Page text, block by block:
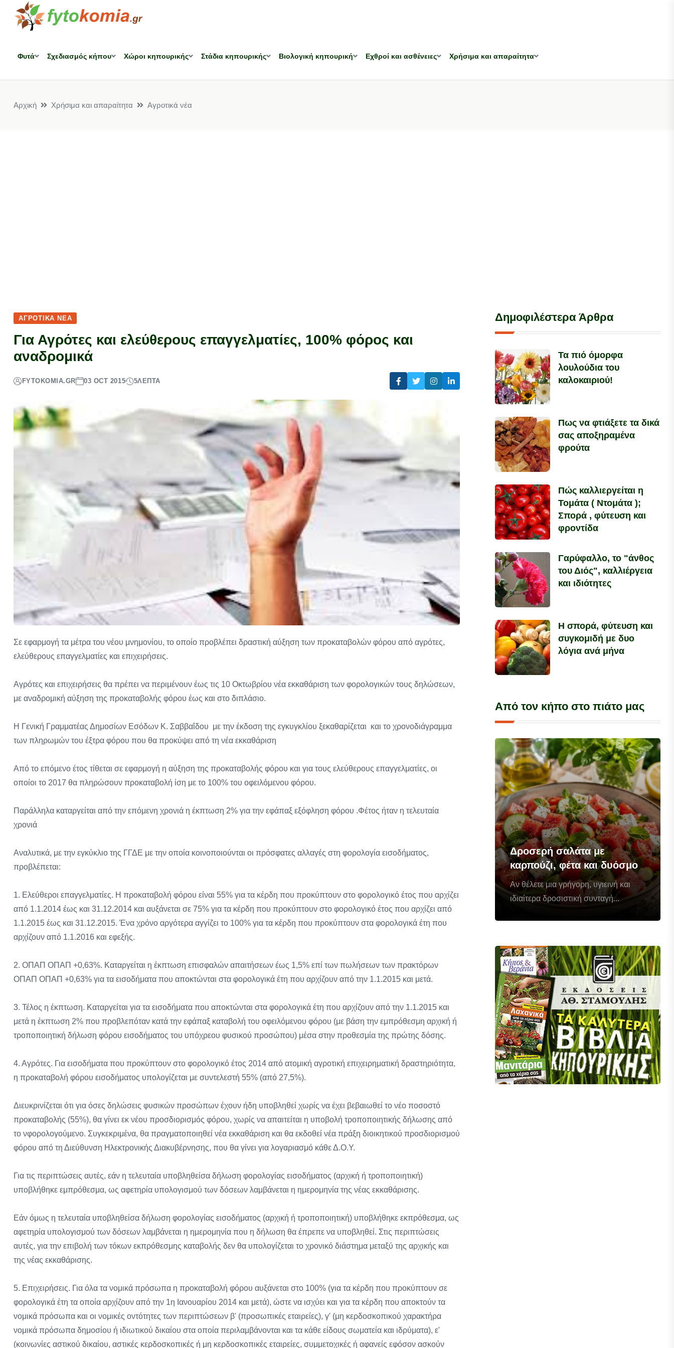
Φυτά Σχεδιασμός κήπου Χώροι κηπουρικής Στάδια κηπουρικής Βιολογική κηπουρική Εχθροί και ασθένειες Χρήσιμα και απαραίτητα
Αρχική Χρήσιμα και απαραίτητα Αγροτικά νέα
ΑΓΡΟΤΙΚΆ ΝΈΑ
Για Αγρότες και ελεύθερους επαγγελματίες, 100% φόρος και
αναδρομικά
FYTOKOMIA.GR 03 OCT 2015 5ΛΕΠΤΆ
Σε εφαρμογή τα μέτρα του νέου μνημονίου, το οποίο προβλέπει δραστική αύξηση των προκαταβολών φόρου από αγρότες,
ελεύθερους επαγγελματίες και επιχειρήσεις.
Αγρότες και επιχειρήσεις θα πρέπει να περιμένουν έως τις 10 Οκτωβρίου νέα εκκαθάριση των φορολογικών τους δηλώσεων,
με αναδρομική αύξηση της προκαταβολής φόρου έως και στο διπλάσιο.
Η Γενική Γραμματέας Δημοσίων Εσόδων Κ. Σαββαΐδου με την έκδοση της εγκυγκλίου ξεκαθαρίζεται και το χρονοδιάγραμμα
των πληρωμών του έξτρα φόρου που θα προκύψει από τη νέα εκκαθάριση
Από το επόμενο έτος τίθεται σε εφαρμογή η αύξηση της προκαταβολής φόρου και για τους ελεύθερους επαγγελματίες, οι
οποίοι το 2017 θα πληρώσουν προκαταβολή ίση με το 100% του οφειλόμενου φόρου.
Παράλληλα καταργείται από την επόμενη χρονιά η έκπτωση 2% για την εφάπαξ εξόφληση φόρου .Φέτος ήταν η τελευταία
χρονιά
Αναλυτικά, με την εγκύκλιο της ΓΓΔΕ με την οποία κοινοποιούνται οι πρόσφατες αλλαγές στη φορολογία εισοδήματος,
προβλέπεται:
1. Ελεύθεροι επαγγελματίες. Η προκαταβολή φόρου είναι 55% για τα κέρδη που προκύπτουν στο φορολογικό έτος που αρχίζει
από 1.1.2014 έως και 31.12.2014 και αυξάνεται σε 75% για τα κέρδη που προκύπτουν στο φορολογικό έτος που αρχίζει από
1.1.2015 έως και 31.12.2015. Ένα χρόνο αργότερα αγγίζει το 100% για τα κέρδη που προκύπτουν στα φορολογικά έτη που
αρχίζουν από 1.1.2016 και εφεξής.
2. ΟΠΑΠ ΟΠΑΠ +0,63%. Καταργείται η έκπτωση επισφαλών απαιτήσεων έως 1,5% επί των πωλήσεων των πρακτόρων
ΟΠΑΠ ΟΠΑΠ +0,63% για τα εισοδήματα που αποκτώνται στα φορολογικά έτη που αρχίζουν από την 1.1.2015 και μετά.
3. Τέλος η έκπτωση. Καταργείται για τα εισοδήματα που αποκτώνται στα φορολογικά έτη που αρχίζουν από την 1.1.2015 και
μετά η έκπτωση 2% που προβλεπόταν κατά την εφάπαξ καταβολή του οφειλόμενου φόρου (με βάση την εμπρόθεσμη αρχική ή
τροποποιητική δήλωση φόρου εισοδήματος του υπόχρεου φυσικού προσώπου) μέσα στην προθεσμία της πρώτης δόσης.
4. Αγρότες. Για εισοδήματα που προκύπτουν στο φορολογικό έτος 2014 από ατομική αγροτική επιχειρηματική δραστηριότητα,
η προκαταβολή φόρου εισοδήματος υπολογίζεται με συντελεστή 55% (από 27,5%).
Διευκρινίζεται ότι για όσες δηλώσεις φυσικών προσώπων έχουν ήδη υποβληθεί χωρίς να έχει βεβαιωθεί το νέο ποσοστό
προκαταβολής (55%), θα γίνει εκ νέου προσδιορισμός φόρου, χωρίς να απαιτείται η υποβολή τροποποιητικής δήλωσης από
το νφορολογούμενο. Συγκεκριμένα, θα πραγματοποιηθεί νέα εκκαθάριση και θα εκδοθεί νέα πράξη διοικητικού προσδιορισμού
φόρου από τη Διεύθυνση Ηλεκτρονικής Διακυβέρνησης, που θα γίνει για λογαριασμό κάθε Δ.Ο.Υ.
Για τις περιπτώσεις αυτές, εάν η τελευταία υποβληθείσα δήλωση φορολογίας εισοδήματος (αρχική ή τροποποιητική)
υποβλήθηκε εμπρόθεσμα, ως αφετηρία υπολογισμού των δόσεων λαμβάνεται η ημερομηνία της νέας εκκαθάρισης.
Εάν όμως η τελευταία υποβληθείσα δήλωση φορολογίας εισοδήματος (αρχική ή τροποποιητική) υποβλήθηκε εκπρόθεσμα, ως
αφετηρία υπολογισμού των δόσεων λαμβάνεται η ημερομηνία που η δήλωση θα έπρεπε να υποβληθεί. Στις περιπτώσεις
αυτές, για την επιβολή των τόκων εκπρόθεσμης καταβολής δεν θα υπολογίζεται το χρονικό διάστημα μεταξύ της αρχικής και
της νέας εκκαθάρισης.
5. Επιχειρήσεις. Για όλα τα νομικά πρόσωπα η προκαταβολή φόρου αυξάνεται στο 100% (για τα κέρδη που προκύπτουν σε
φορολογικά έτη τα οποία αρχίζουν από την 1η Ιανουαρίου 2014 και μετά), ώστε να ισχύει και για τα κέρδη που αποκτούν τα
νομικά πρόσωπα και οι νομικές οντότητες των περιπτώσεων β' (προσωπικές εταιρείες), γ' (μη κερδοσκοπικού χαρακτήρα
νομικά πρόσωπα δημοσίου ή ιδιωτικού δικαίου στα οποία περιλαμβάνονται και τα κάθε είδους σωματεία και ιδρύματα), ε'
(κοινωνίες αστικού δικαίου, αστικές κερδοσκοπικές ή μη κερδοσκοπικές εταιρείες, συμμετοχικές ή αφανείς εφόσον ασκούν
Δημοφιλέστερα Άρθρα
Τα πιό όμορφα
λουλούδια του
καλοκαιριού!
Πως να φτιάξετε τα δικά
σας αποξηραμένα
φρούτα
Πώς καλλιεργείται η
Τομάτα ( Ντομάτα );
Σπορά , φύτευση και
φροντίδα
Γαρύφαλλο, το "άνθος
του Διός", καλλιέργεια
και ιδιότητες
Η σπορά, φύτευση και
συγκομιδή με δυο
λόγια ανά μήνα
Από τον κήπο στο πιάτο μας
Δροσερή σαλάτα με
καρπούζι, φέτα και δυόσμο
Αν θέλετε μια γρήγορη, υγιεινή και
ιδιαίτερα δροσιστική συνταγή...